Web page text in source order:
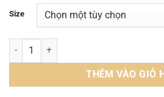
Size
Giày nam da cá sấu sneaker -
THÊM VÀO GIỎ